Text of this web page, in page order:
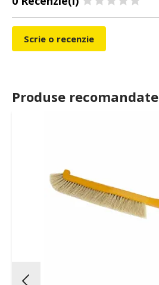
Scrie o recenzie
Produse recomandate